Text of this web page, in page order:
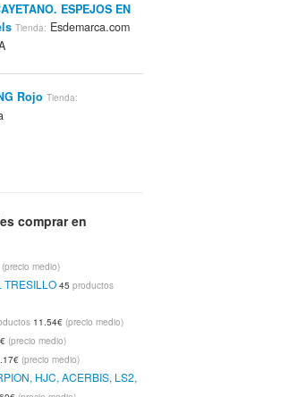
ESPEJOS EN
Tienda: Esdemarca.com
Rojo Tienda:
VALENCIA C.F.
Esdemarca.comMarca:
Negro
comprar en
(precio medio)
TRESILLO 45productos
11.54€ (precio medio)
(precio medio)
(precio medio)
HJC, ACERBIS, LS2,